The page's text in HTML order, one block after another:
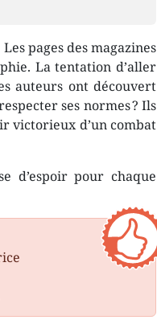
pages des magazines
La tentation d’aller
auteurs ont découvert
ses normes ? Ils
victorieux d’un combat
d’espoir pour chaque